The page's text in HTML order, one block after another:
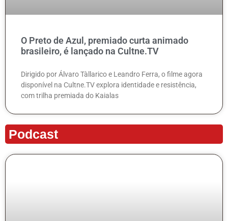
O Preto de Azul, premiado curta animado
brasileiro, é lançado na Cultne.TV
Dirigido por Álvaro Tàllarico e Leandro Ferra, o filme agora
disponível na Cultne.TV explora identidade e resistência,
com trilha premiada do Kaialas
Podcast